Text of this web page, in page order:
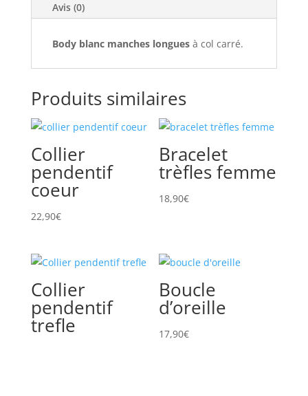
Avis (0)
Body blanc manches longuesà col carré.
Produits similaires
Collier
pendentif
coeur
22,90€
Bracelet
trèfles femme
18,90€
Collier
pendentif
trefle
Boucle
d’oreille
17,90€